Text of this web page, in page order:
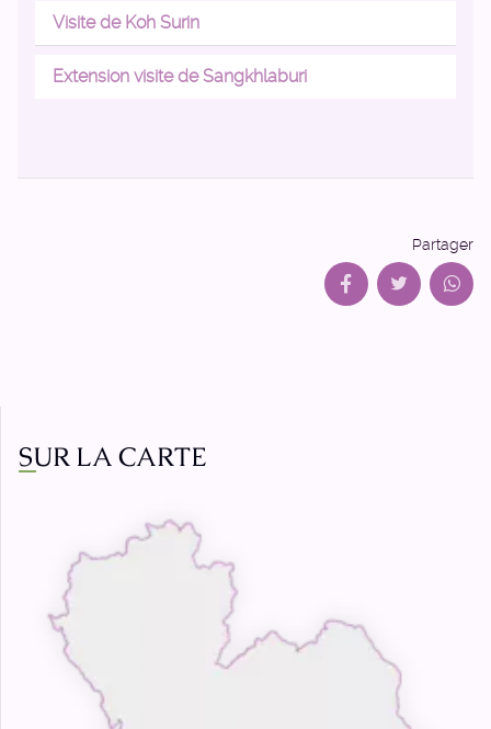
Visite de Koh Surin
Extension visite de Sangkhlaburi
Partager
SUR LA CARTE